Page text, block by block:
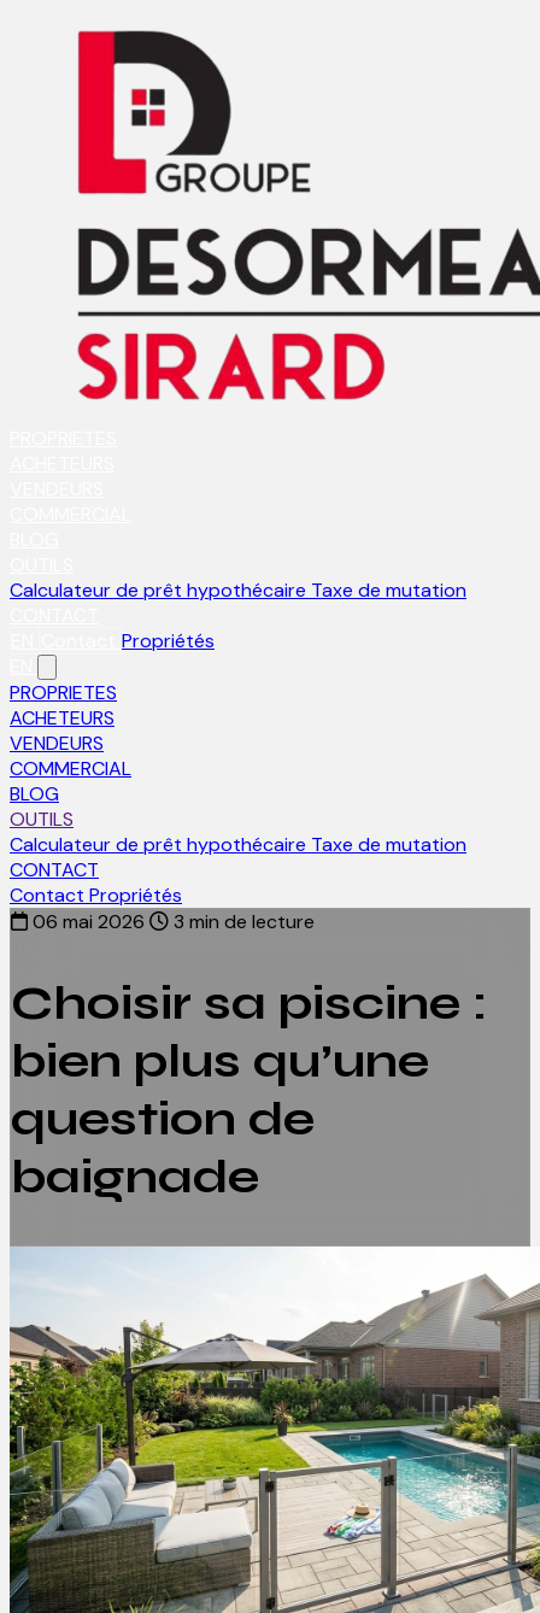
Calculateur de prêt hypothécaire Taxe de mutation
Propriétés
PROPRIETES
ACHETEURS
VENDEURS
COMMERCIAL
BLOG
OUTILS
Calculateur de prêt hypothécaire Taxe de mutation
CONTACT
Contact Propriétés
06 mai 2026
3 min de lecture
Choisir sa piscine :
bien plus qu’une
question de
baignade